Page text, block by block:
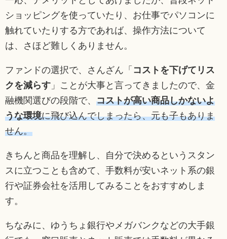
ショッピングを使っていたり、お仕事でパソコンに
触れていたりする方であれば、操作方法について
は、さほど難しくありません。
ファンドの選択で、さんざん「 コストを下げてリス
クを減らす 」ことが大事と言ってきましたので、金
融機関選びの段階で、 コストが高い商品しかないよ
うな環境に飛び込んでしまったら、元も子もありま
せん。
きちんと商品を理解し、自分で決めるというスタン
スに立つことも含めて、手数料が安いネット系の銀
行や証券会社を活用してみることをおすすめしま
す。
ちなみに、ゆうちょ銀行やメガバンクなどの大手銀